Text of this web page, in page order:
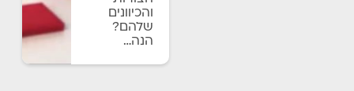
והכיוונים
שלהם?
הנה…